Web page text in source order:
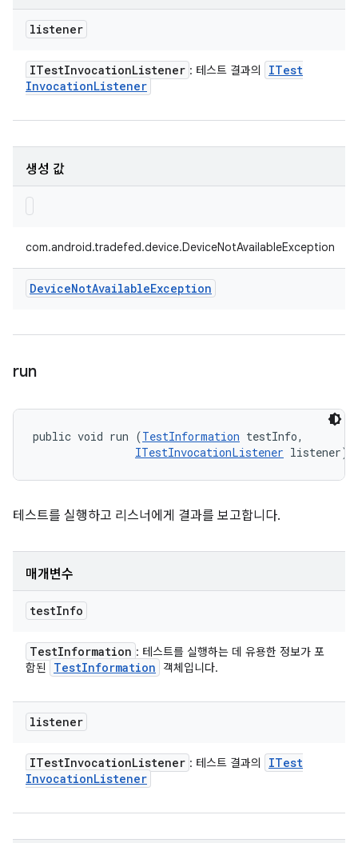
listener
ITestInvocationListener : 테스트 결과의
ITest
InvocationListener
생성 값
com.android.tradefed.device.DeviceNotAvailableException
DeviceNotAvailableException
run
public void run (TestInformation testInfo,
ITestInvocationListener listener)
테스트를 실행하고 리스너에게 결과를 보고합니다.
매개변수
testInfo
TestInformation : 테스트를 실행하는 데 유용한 정보가 포
함된
TestInformation 객체입니다.
listener
ITestInvocationListener : 테스트 결과의
ITest
InvocationListener